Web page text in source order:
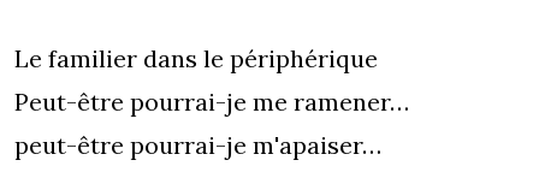
Le familier dans le périphérique
Peut-être pourrai-je me ramener…
peut-être pourrai-je m'apaiser…